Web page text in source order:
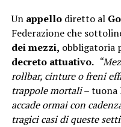
Un appellodiretto al
Federazione che
dei mezzi, obbligatoria
decreto attuativo.
rollbar, cinture o freni
trappole mortali– tuona
accade ormai con
tragici casi di queste